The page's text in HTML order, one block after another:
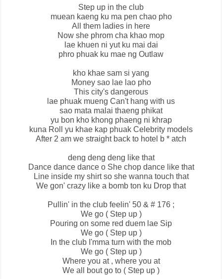
Step up in the club
muean kaeng ku ma pen chao pho
All them ladies in here
Now she phrom cha khao mop
lae khuen ni yut ku mai dai
phro phuak ku mae ng Outlaw
kho khae sam si yang
Money sao lae lao pho
This city's dangerous
lae phuak mueng Can't hang with us
sao mata malai thaeng phikat
yu bon kho khong phaeng ni khrap
kuna Roll yu khae kap phuak Celebrity models
After 2 am we straight back to hotel b * atch
deng deng deng like that
Dance dance dance o She chop dance like that
Line inside my shirt so she wanna touch that
We gon' crazy like a bomb ton ku Drop that
Pullin' in the club feelin' 50 & # 176 ;
We go ( Step up )
Pouring on some red duem lae Sip
We go ( Step up )
In the club I'mma turn with the mob
We go ( Step up )
Where you at , where you at
We all bout go to ( Step up )